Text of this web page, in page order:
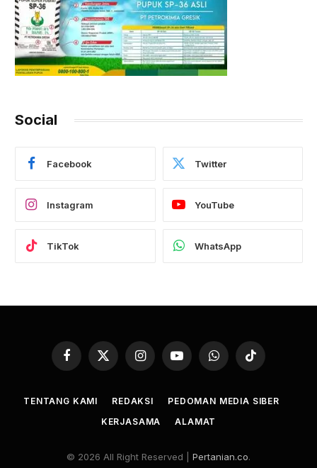
Social
Facebook Twitter
Instagram YouTube
TikTok WhatsApp
Facebook
X
InstagramYouTubeWhatsAppTikTok
TENTANG KAMI REDAKSI
PEDOMAN MEDIA SIBER
KERJASAMA
ALAMAT
© 2026 All Right Reserved | Pertanian.co.